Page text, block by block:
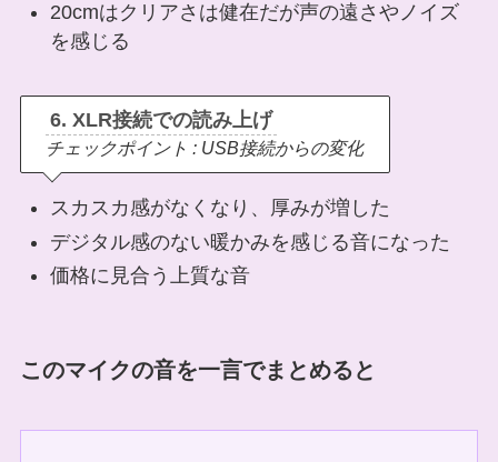
20cmはクリアさは健在だが声の遠さやノイズ
を感じる
6.XLR接続での読み上げ
チェックポイント : USB接続からの変化
スカスカ感がなくなり、厚みが増した
デジタル感のない暖かみを感じる音になった
価格に見合う上質な音
このマイクの音を一言でまとめると